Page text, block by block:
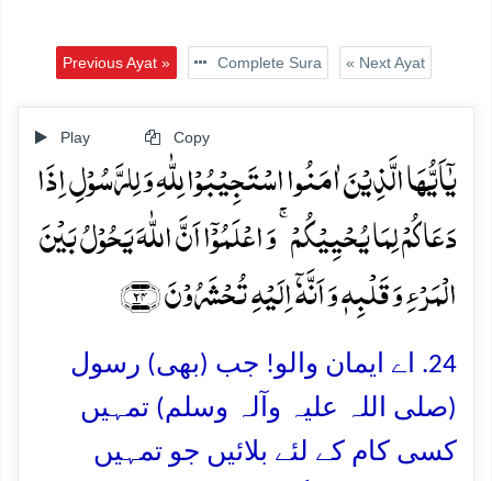
Previous Ayat » Complete Sura « Next Ayat
Play Copy
یٰۤاَیُّہَا الَّذِیۡنَ اٰمَنُوا اسۡتَجِیۡبُوۡا لِلّٰہِ وَ لِلرَّسُوۡلِ اِذَا
دَعَاکُمۡ لِمَا یُحۡیِیۡکُمۡ ۚ وَ اعۡلَمُوۡۤا اَنَّ اللّٰہَ یَحُوۡلُ بَیۡنَ
الۡمَرۡءِ وَ قَلۡبِہٖ وَ اَنَّہٗۤ اِلَیۡہِ تُحۡشَرُوۡنَ ﴿۲۴﴾
24. اے ایمان والو! جب (بھی) رسول
(صلی اللہ علیہ وآلہ وسلم) تمہیں
کسی کام کے لئے بلائیں جو تمہیں